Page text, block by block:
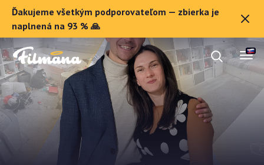
Ďakujeme všetkým podporovateľom — zbierka je
naplnená na 93 % 🙏
O Filmane
Darčekové poukazy
Zaregistrovať sa